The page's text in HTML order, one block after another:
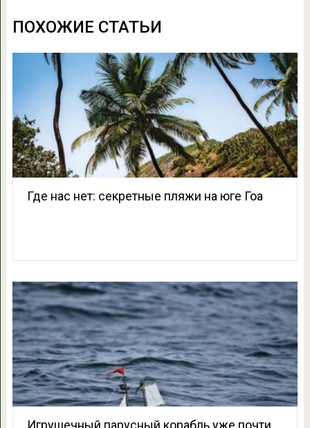
ПОХОЖИЕ СТАТЬИ
Где нас нет: секретные пляжи на юге Гоа
Игрушечный парусный корабль уже почти